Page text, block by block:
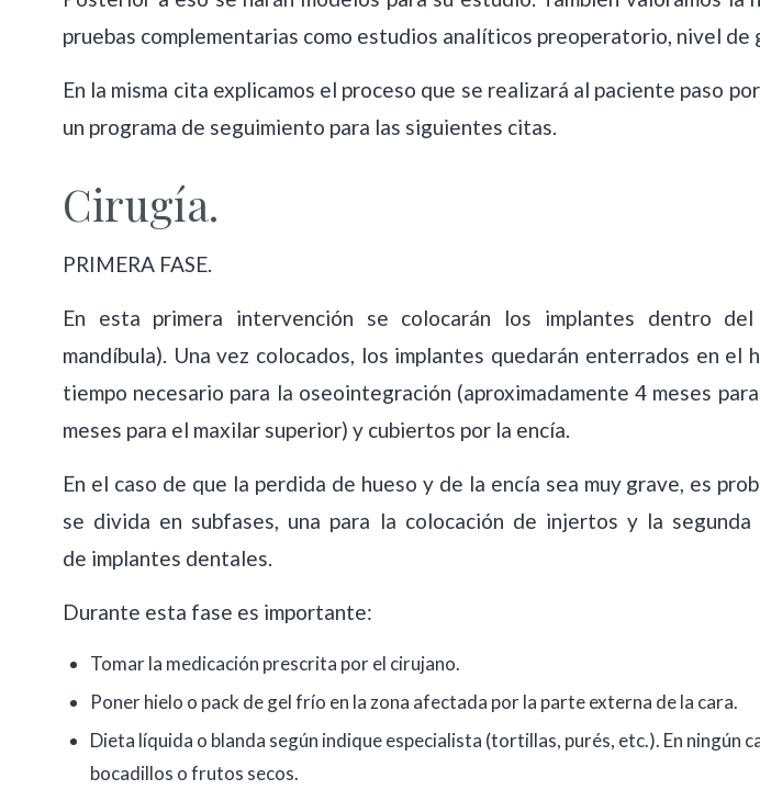
pruebas complementarias como estudios analíticos preoperatorio, nivel de
En la misma cita explicamos el proceso que se realizará al paciente paso
un programa de seguimiento para las siguientes citas.
Cirugía.
PRIMERA FASE.
En esta primera intervención se colocarán los implantes dentro
mandíbula). Una vez colocados, los implantes quedarán enterrados en el
tiempo necesario para la oseointegración (aproximadamente 4 meses
meses para el maxilar superior) y cubiertos por la encía.
En el caso de que la perdida de hueso y de la encía sea muy grave, es
se divida en subfases, una para la colocación de injertos y la segunda
de implantes dentales.
Durante esta fase es importante:
Tomar la medicación prescrita por el cirujano.
Poner hielo o pack de gel frío en la zona afectada por la parte externa de la cara.
Dieta líquida o blanda según indique especialista (tortillas, purés, etc.). En ningún
bocadillos o frutos secos.